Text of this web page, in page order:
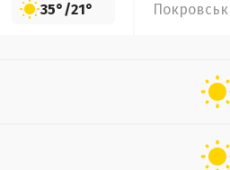
35°/21° Покровськ